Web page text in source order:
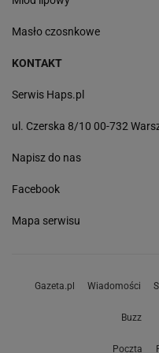
Masło czosnkowe
KONTAKT
Serwis Haps.pl
ul. Czerska 8/10 00-732
Napisz do nas
Facebook
Mapa serwisu
Gazeta.pl Wiadomości
Buzz
Poczta